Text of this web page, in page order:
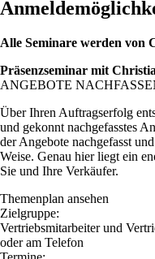
Alle Seminare werden von
Präsenzseminar mit
ANGEBOTE
Über Ihren Auftragserfolg
und gekonnt nachgefasstes
der Angebote nachgefasst
Weise. Genau hier liegt ein
Sie und Ihre Verkäufer.
Themenplan ansehen
Zielgruppe:
Vertriebsmitarbeiter und
oder am Telefon